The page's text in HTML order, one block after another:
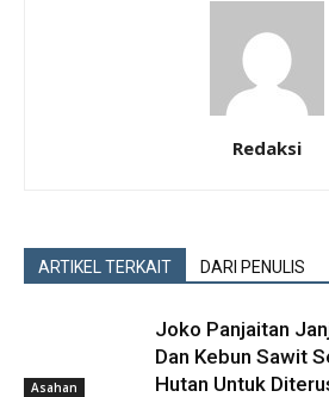
Redaksi
ARTIKEL TERKAIT DARI PENULIS
Asahan
Joko Panjaitan
Dan Kebun Sawit
Hutan Untuk